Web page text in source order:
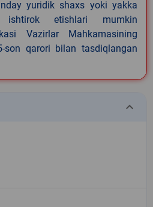
yuridik shaxs yoki yakka
ishtirok etishlari mumkin
Vazirlar Mahkamasining
son qarori bilan tasdiqlangan
keyboard_arrow_down